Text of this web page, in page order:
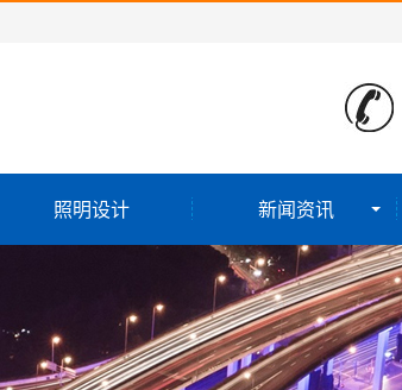
照明设计 新闻资讯